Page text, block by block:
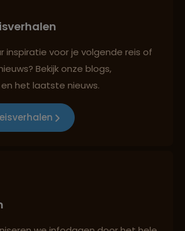
reisroutes
oog voor mens, cultuur en milieu
inspiratie voor je volgende reis of
Bekijk onze blogs,
het laatste nieuws.